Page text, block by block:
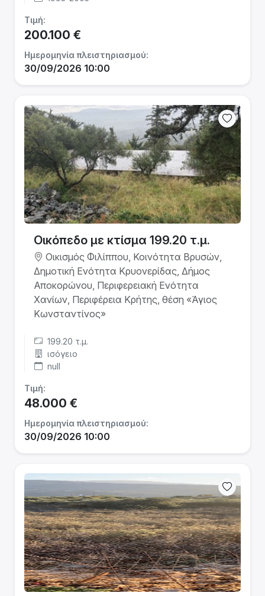
Τιμή:
200.100 €
Ημερομηνία πλειστηριασμού:
30/09/2026 10:00
Οικόπεδο με κτίσμα 199.20 τ.μ.
Οικισμός Φιλίππου, Κοινότητα Βρυσών,
Δημοτική Ενότητα Κρυονερίδας, Δήμος
Αποκορώνου, Περιφερειακή Ενότητα
Χανίων, Περιφέρεια Κρήτης, θέση «Άγιος
Κωνσταντίνος»
199.20 τ.μ.
ισόγειο
null
Τιμή:
48.000 €
Ημερομηνία πλειστηριασμού:
30/09/2026 10:00